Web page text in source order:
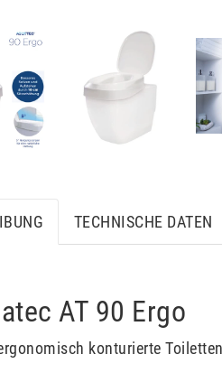
TECHNISCHE DATEN
AT 90 Ergo
konturierte